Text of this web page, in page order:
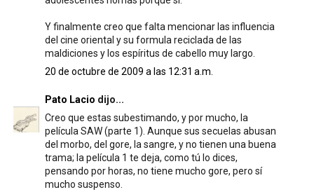
Y finalmente creo que falta mencionar las influencia
del cine oriental y su formula reciclada de las
maldiciones y los espíritus de cabello muy largo.
20 de octubre de 2009 a las 12:31 a.m.
Pato Lacio dijo...
Creo que estas subestimando, y por mucho, la
película SAW (parte 1). Aunque sus secuelas abusan
del morbo, del gore, la sangre, y no tienen una buena
trama; la película 1 te deja, como tú lo dices,
pensando por horas, no tiene mucho gore, pero sí
mucho suspenso.